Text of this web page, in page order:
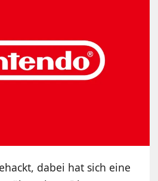
dabei hat sich eine